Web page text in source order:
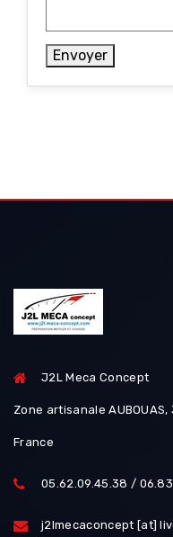
Envoyer
J2L Meca Concept
Zone artisanale
France
05.62.09.45.38 /
j2lmecaconcept [at]